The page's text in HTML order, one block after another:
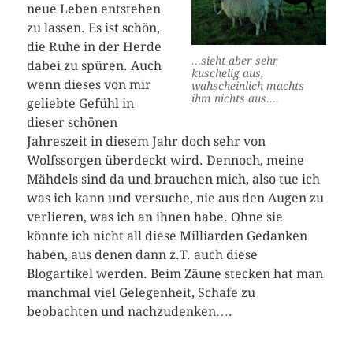
…sieht aber sehr
kuschelig aus,
wahscheinlich machts
ihm nichts aus….
neue Leben entstehen
zu lassen. Es ist schön,
die Ruhe in der Herde
dabei zu spüren. Auch
wenn dieses von mir
geliebte Gefühl in
dieser schönen
Jahreszeit in diesem Jahr doch sehr von
Wolfssorgen überdeckt wird. Dennoch, meine
Mähdels sind da und brauchen mich, also tue ich
was ich kann und versuche, nie aus den Augen zu
verlieren, was ich an ihnen habe. Ohne sie
könnte ich nicht all diese Milliarden Gedanken
haben, aus denen dann z.T. auch diese
Blogartikel werden. Beim Zäune stecken hat man
manchmal viel Gelegenheit, Schafe zu
beobachten und nachzudenken….